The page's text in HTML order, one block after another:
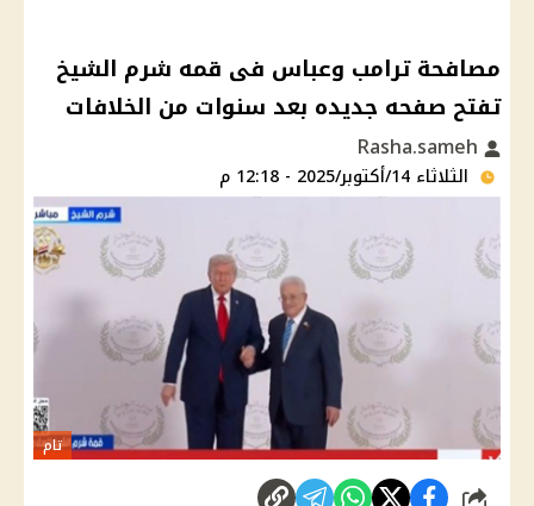
مصافحة ترامب وعباس فى قمه شرم الشيخ
تفتح صفحه جديده بعد سنوات من الخلافات
الثلاثاء 14/أكتوبر/2025 - 12:18 م
تام